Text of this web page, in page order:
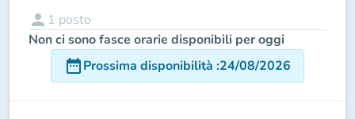
person 1 posto
Non ci sono fasce orarie disponibili per oggi
date_rangeProssima disponibilità :24/08/2026